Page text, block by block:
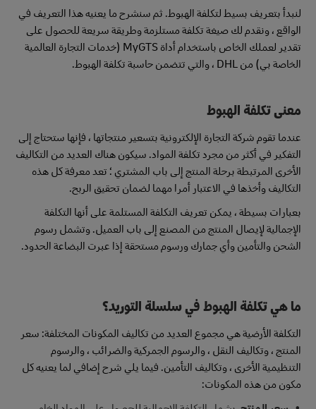
لنبدأ بتعريف بسيط لتكلفة الهبوط. ثم سنشرح ما يعنيه هذا التعريف في
الواقع ، ونقدم لك صيغة تكلفة مستلزمة وطريقة سريعة للحصول على
تقدير لعملك الخاص باستخدام أداة MyGTS (خدمات التجارة العالمية
الخاصة بي) من DHL ، والتي تتضمن حاسبة تكلفة الهبوط.
معنى تكلفة الهبوط
عندما تقوم شركة التجارة الإلكترونية بتسعير منتجاتها ، فإنها ستحتاج إلى
التفكير في أكثر من مجرد تكلفة المواد. سيكون هناك العديد من التكاليف
الأخرى المرتبطة برحلة المنتج إلى باب المشتري ؛ تعد معرفة كل هذه
التكاليف وأخذها في الاعتبار أمرا مهما لضمان تحقيق الربح.
بعبارات بسيطة ، يمكن تعريف التكلفة المستلمة على أنها التكلفة
الإجمالية لإيصال المنتج من المصنع إلى باب العميل. وتشمل رسوم
الشحن والتأمين وأي جمارك ورسوم مستحقة إذا عبرت البضاعة الحدود.
ما هي تكلفة الهبوط في سلسلة التوريد؟
التكلفة الأرضية هي مجموع العديد من تكاليف المكونات المختلفة: سعر
المنتج ، وتكاليف النقل ، والرسوم الجمركية والضرائب ، والرسوم
التنظيمية الأخرى ، وتكاليف التأمين. فيما يلي شرح إضافي لما يعنيه كل
مكون من هذه المكونات: